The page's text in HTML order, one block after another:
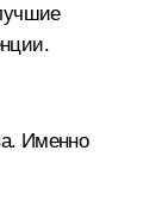
Именно